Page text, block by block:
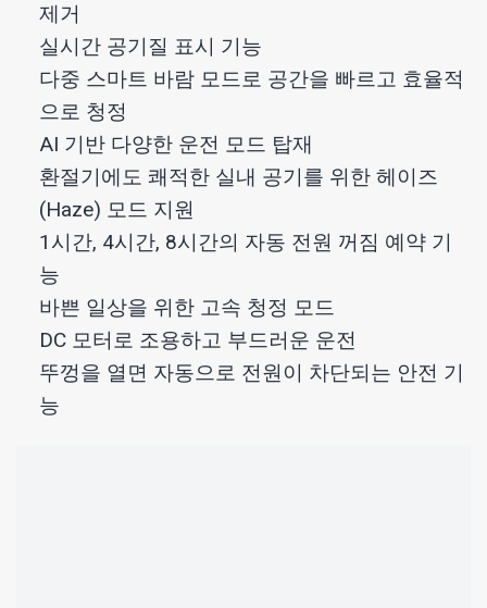
제거
실시간 공기질 표시 기능
다중 스마트 바람 모드로 공간을 빠르고 효율적
으로 청정
AI 기반 다양한 운전 모드 탑재
환절기에도 쾌적한 실내 공기를 위한 헤이즈
(Haze) 모드 지원
1시간, 4시간, 8시간의 자동 전원 꺼짐 예약 기
능
바쁜 일상을 위한 고속 청정 모드
DC 모터로 조용하고 부드러운 운전
뚜껑을 열면 자동으로 전원이 차단되는 안전 기
능